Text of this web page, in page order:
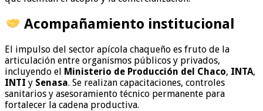
Acompañamiento institucional
El impulso del sector apícola chaqueño es fruto de la
articulación entre organismos públicos y privados,
incluyendo el Ministerio de Producción del Chaco, INTA,
INTI y Senasa. Se realizan capacitaciones, controles
sanitarios y asesoramiento técnico permanente para
fortalecer la cadena productiva.